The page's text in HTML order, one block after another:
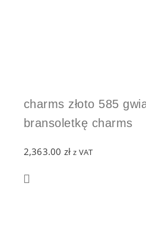
charms złoto 585
bransoletkę charms
2,363.00 zł z VAT